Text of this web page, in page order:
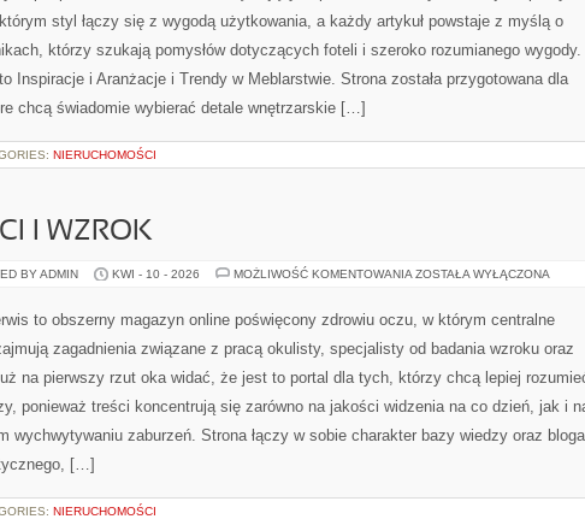
na restauracjach z całego świata. Witryna prezentuje
artykuły o kuchniach świata, restauracyjnych
doświadczeniach, trendach i kulisach pracy lokali.
Zobacz też RestauracjaSpichlerz i Nowości i Trendy w
znajdzie tutaj nie tylko opisy lokali, lecz także szerokie spojrzenie na kulturę
NIERUCHOMOŚCI
I KOMFORT
BY ADMIN KWI - 10 - 2026 MOŻLIWOŚĆ KOMENTOWANIAERGONOMIA
KOMFORT
ZOSTAŁA WYŁĄCZONA
Italsystem to nowoczesna witryna online, która skupia
się na świecie mebli oraz praktycznych podpowiedziach